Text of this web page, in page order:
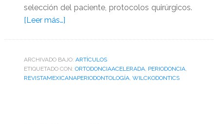
selección del paciente, protocolos quirúrgicos.
[Leer más…]acerca
acelerada
periodontalmente
ARCHIVADO BAJO: ARTÌCULOS
ETIQUETADO CON: ORTODONCIAACELERADA, PERIODONCIA,
REVISTAMEXICANAPERIODONTOLOGÍA, WILCKODONTICS